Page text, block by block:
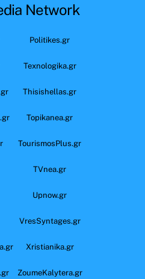
Network
Politikes.gr
Texnologika.gr
Thisishellas.gr
Topikanea.gr
TourismosPlus.gr
TVnea.gr
Upnow.gr
VresSyntages.gr
Xristianika.gr
ZoumeKalytera.gr